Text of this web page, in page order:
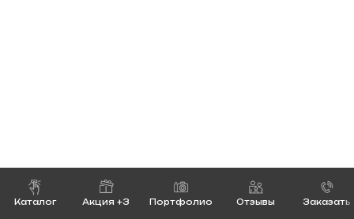
Каталог Акция +3 Портфолио Отзывы Заказать